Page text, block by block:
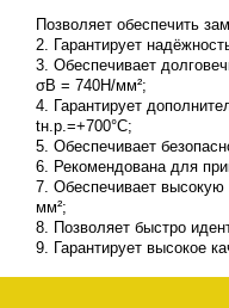
Позволяет обеспечить
2. Гарантирует
3. Обеспечивает
σВ = 740Н/мм²;
4. Гарантирует
tн.р.=+700°С;
5. Обеспечивает
6. Рекомендована для
7. Обеспечивает высокую
мм²;
8. Позволяет быстро
9. Гарантирует высокое